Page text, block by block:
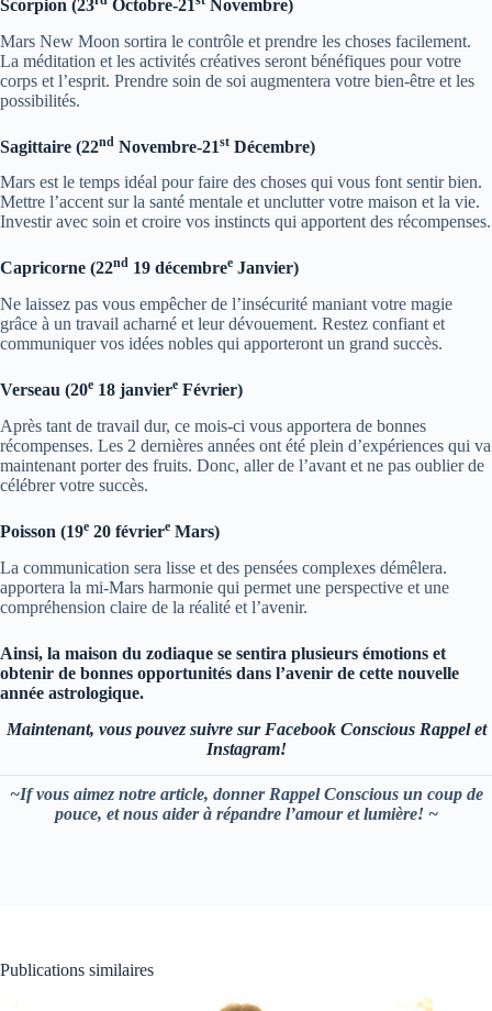
Scorpion (23 Octobre-21
Novembre)
Mars New Moon sortira le contrôle et prendre les choses facilement.
La méditation et les activités créatives seront bénéfiques pour votre
corps et l’esprit. Prendre soin de soi augmentera votre bien-être et les
possibilités.
Sagittaire (22nd Novembre-21st Décembre)
Mars est le temps idéal pour faire des choses qui vous font sentir bien.
Mettre l’accent sur la santé mentale et unclutter votre maison et la vie.
Investir avec soin et croire vos instincts qui apportent des récompenses.
Capricorne (22nd 19 décembree Janvier)
Ne laissez pas vous empêcher de l’insécurité maniant votre magie
grâce à un travail acharné et leur dévouement. Restez confiant et
communiquer vos idées nobles qui apporteront un grand succès.
Verseau (20e 18 janviere Février)
Après tant de travail dur, ce mois-ci vous apportera de bonnes
récompenses. Les 2 dernières années ont été plein d’expériences qui va
maintenant porter des fruits. Donc, aller de l’avant et ne pas oublier de
célébrer votre succès.
Poisson (19e 20 févriere Mars)
La communication sera lisse et des pensées complexes démêlera.
apportera la mi-Mars harmonie qui permet une perspective et une
compréhension claire de la réalité et l’avenir.
Ainsi, la maison du zodiaque se sentira plusieurs émotions et
obtenir de bonnes opportunités dans l’avenir de cette nouvelle
année astrologique.
Maintenant, vous pouvez suivre sur Facebook Conscious Rappel et
Instagram!
~If vous aimez notre article, donner Rappel Conscious un coup de
pouce, et nous aider à répandre l’amour et lumière! ~
Publications similaires